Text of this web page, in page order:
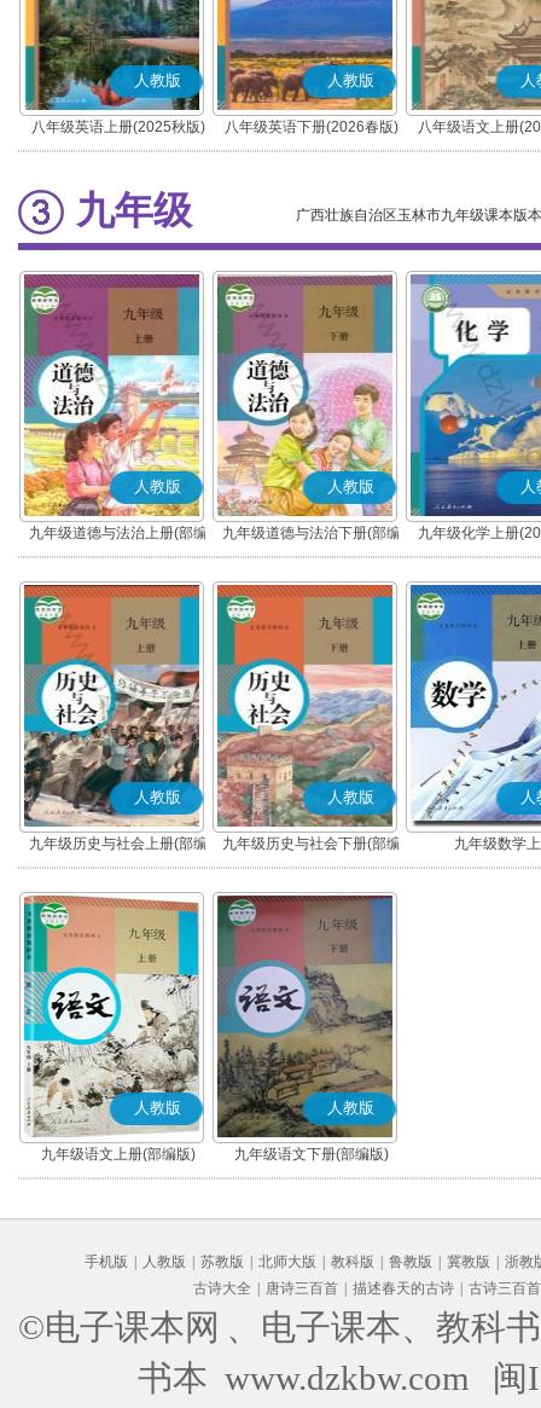
人教版
八年级英语上册(2025秋版)
人教版
八年级英语下册(2026春版)
人
八年级语文上册
(部编版)
九年级 广西壮族自治区玉林市九年级课本版本
人教版
九年级道德与法治上册(部编
版)
人教版
九年级道德与法治下册(部编
版)
人
九年级化学上册
人教版
九年级历史与社会上册(部编
版)
人教版
九年级历史与社会下册(部编
版)
人
九年级数学
人教版
九年级语文上册(部编版)
人教版
九年级语文下册(部编版)
手机版 人教版 苏教版 北师大版 教科版 鲁教版 冀教版
浙教
古诗大全
唐诗三百首 描述春天的古诗 古诗三百首
©电子课本网 、电子课本、教科
书本 www.dzkbw.com
闽